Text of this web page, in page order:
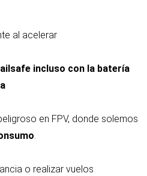
al acelerar
incluso con la batería
en FPV, donde solemos
.
o realizar vuelos